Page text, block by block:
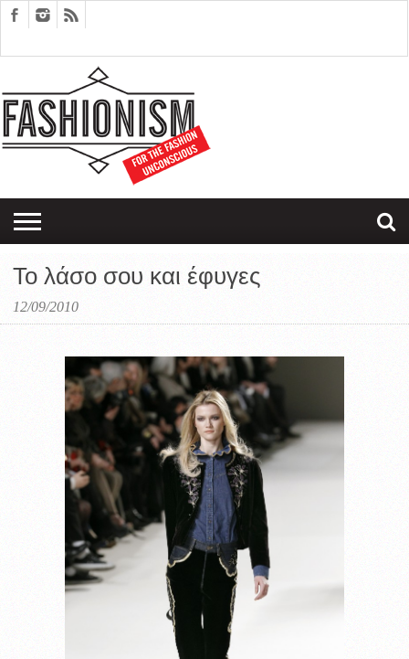
EDITORIALS
COUPLES
THERAPY
SARTORIAGRAM
Το λάσο σου και έφυγες
12/09/2010